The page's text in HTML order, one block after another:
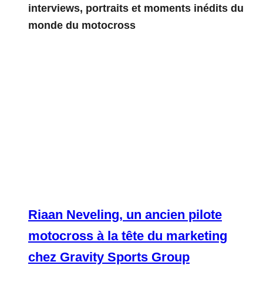
interviews, portraits et moments inédits du
monde du motocross
Riaan Neveling, un ancien pilote
motocross à la tête du marketing
chez Gravity Sports Group